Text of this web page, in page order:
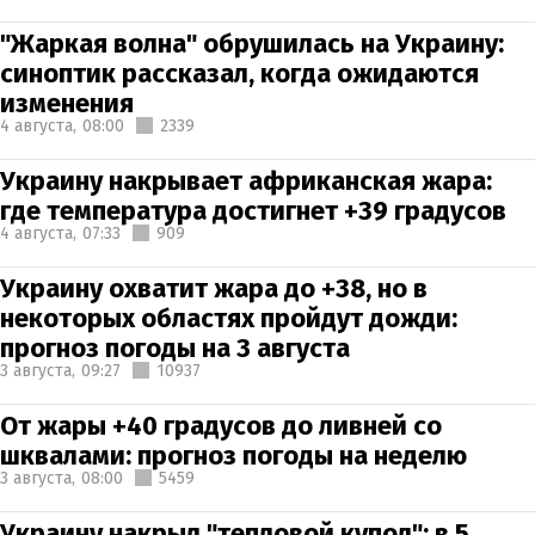
"Жаркая волна" обрушилась на Украину:
синоптик рассказал, когда ожидаются
изменения
4 августа, 08:00 2339
Украину накрывает африканская жара:
где температура достигнет +39 градусов
4 августа, 07:33 909
Украину охватит жара до +38, но в
некоторых областях пройдут дожди:
прогноз погоды на 3 августа
3 августа, 09:27 10937
От жары +40 градусов до ливней со
шквалами: прогноз погоды на неделю
3 августа, 08:00 5459